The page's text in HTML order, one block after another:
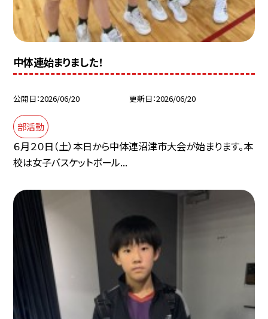
中体連始まりました！
公開日 2026/06/20 更新日 2026/06/20
部活動
６月２０日（土）本日から中体連沼津市大会が始まります。本
校は女子バスケットボール...